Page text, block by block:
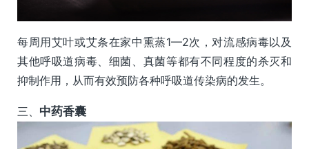
每周用艾叶或艾条在家中熏蒸1—2次，对流感病毒以及
其他呼吸道病毒、细菌、真菌等都有不同程度的杀灭和
抑制作用，从而有效预防各种呼吸道传染病的发生。
三、 中药香囊